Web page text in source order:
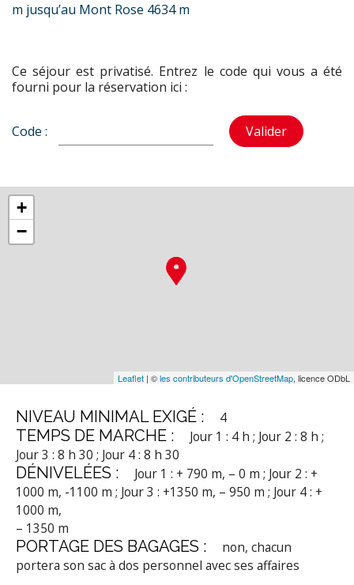
m jusqu’au Mont Rose 4634 m
Ce séjour est privatisé. Entrez le code qui vous a été
fourni pour la réservation ici :
Code : Valider
+
−
Leaflet | ©les contributeurs d'OpenStreetMap, licence ODbL
NIVEAU MINIMAL EXIGÉ : 4
TEMPS DE MARCHE :
Jour 1 : 4 h ; Jour 2 : 8 h ;
Jour 3 : 8 h 30 ; Jour 4 : 8 h 30
DÉNIVELÉES :
Jour 1 : + 790 m, – 0 m ; Jour 2 : +
1000 m, -1100 m ; Jour 3 : +1350 m, – 950 m ; Jour 4 : +
1000 m,
– 1350 m
PORTAGE DES BAGAGES :
non, chacun
portera son sac à dos personnel avec ses affaires